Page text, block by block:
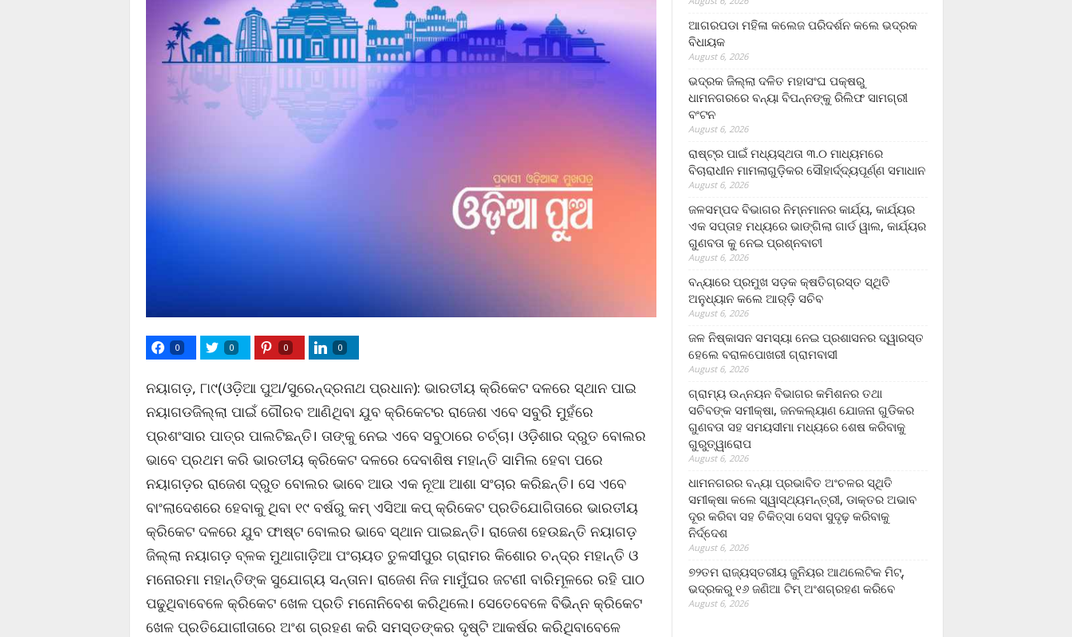
0 0 0 0
ନୟାଗଡ଼, ୮ା୯(ଓଡ଼ିଆ ପୁଅ/ସୁରେନ୍ଦ୍ରନାଥ ପ୍ରଧାନ): ଭାରତୀୟ କ୍ରିକେଟ ଦଳରେ ସ୍ଥାନ ପାଇ
ନୟାଗଡଜିଲ୍ଲା ପାଇଁ ଗୌରବ ଆଣିଥିବା ଯୁବ କ୍ରିକେଟର ରାଜେଶ ଏବେ ସବୁରି ମୁହଁରେ
ପ୍ରଶଂସାର ପାତ୍ର ପାଲଟିଛନ୍ତି। ତାଙ୍କୁ ନେଇ ଏବେ ସବୁଠାରେ ଚର୍ଚ୍ଚା। ଓଡ଼ିଶାର ଦ୍ରୁତ ବୋଲର
ଭାବେ ପ୍ରଥମ କରି ଭାରତୀୟ କ୍ରିକେଟ ଦଳରେ ଦେବାଶିଷ ମହାନ୍ତି ସାମିଲ ହେବା ପରେ
ନୟାଗଡ଼ର ରାଜେଶ ଦ୍ରୁତ ବୋଲର ଭାବେ ଆଉ ଏକ ନୂଆ ଆଶା ସଂଚାର କରିଛନ୍ତି। ସେ ଏବେ
ବାଂଲାଦେଶରେ ହେବାକୁ ଥିବା ୧୯ ବର୍ଷରୁ କମ୍ ଏସିଆ କପ୍ କ୍ରିକେଟ ପ୍ରତିଯୋଗିତାରେ ଭାରତୀୟ
କ୍ରିକେଟ ଦଳରେ ଯୁବ ଫାଷ୍ଟ ବୋଲର ଭାବେ ସ୍ଥାନ ପାଇଛନ୍ତି। ରାଜେଶ ହେଉଛନ୍ତି ନୟାଗଡ଼
ଜିଲ୍ଲା ନୟାଗଡ଼ ବ୍ଳକ ମୁଥାଗାଡ଼ିଆ ପଂଚାୟତ ତୁଳସୀପୁର ଗ୍ରାମର କିଶୋର ଚନ୍ଦ୍ର ମହାନ୍ତି ଓ
ମନୋରମା ମହାନ୍ତିଙ୍କ ସୁଯୋଗ୍ୟ ସନ୍ତାନ। ରାଜେଶ ନିଜ ମାମୁଁଘର ଜଟଣୀ ବାରିମୂଳରେ ରହି ପାଠ
ପଢୁଥିବାବେଳେ କ୍ରିକେଟ ଖେଳ ପ୍ରତି ମନୋନିବେଶ କରିଥିଲେ। ସେତେବେଳେ ବିଭିନ୍ନ କ୍ରିକେଟ
ଖେଳ ପ୍ରତିଯୋଗୀତାରେ ଅଂଶ ଗ୍ରହଣ କରି ସମସ୍ତଙ୍କର ଦୃଷ୍ଟି ଆକର୍ଷର କରିଥିବାବେଳେ
ଆଗରପଡା ମହିଳା କଲେଜ ପରିଦର୍ଶନ କଲେ ଭଦ୍ରକ
ବିଧାୟକ
August 6, 2026
ଭଦ୍ରକ ଜିଲ୍ଲା ଦଳିତ ମହାସଂଘ ପକ୍ଷରୁ
ଧାମନଗରରେ ବନ୍ୟା ବିପନ୍ନଙ୍କୁ ରିଲିଫ ସାମଗ୍ରୀ
ବଂଟନ
August 6, 2026
ରାଷ୍ଟ୍ର ପାଇଁ ମଧ୍ୟସ୍ଥତା ୩.୦ ମାଧ୍ୟମରେ
ବିଚାରାଧୀନ ମାମଲାଗୁଡ଼ିକର ସୌହାର୍ଦ୍ଦ୍ୟପୂର୍ଣ୍ଣ ସମାଧାନ
August 6, 2026
ଜଳସମ୍ପଦ ବିଭାଗର ନିମ୍ନମାନର କାର୍ଯ୍ୟ, କାର୍ଯ୍ୟର
ଏକ ସପ୍ତାହ ମଧ୍ୟରେ ଭାଙ୍ଗିଲା ଗାର୍ଡ ୱାଲ, କାର୍ଯ୍ୟର
ଗୁଣବତା କୁ ନେଇ ପ୍ରଶ୍ନବାଚୀ
August 6, 2026
ବନ୍ୟାରେ ପ୍ରମୁଖ ସଡ଼କ କ୍ଷତିଗ୍ରସ୍ତ ସ୍ଥିତି
ଅନୁଧ୍ୟାନ କଲେ ଆର୍‌ଡ଼ି ସଚିବ
August 6, 2026
ଜଳ ନିଷ୍କାସନ ସମସ୍ୟା ନେଇ ପ୍ରଶାସନର ଦ୍ୱାରସ୍ତ
ହେଲେ ବରାଳପୋଖରୀ ଗ୍ରାମବାସୀ
August 6, 2026
ଗ୍ରାମ୍ୟ ଉନ୍ନୟନ ବିଭାଗର କମିଶନର ତଥା
ସଚିବଙ୍କ ସମୀକ୍ଷା, ଜନକଲ୍ୟାଣ ଯୋଜନା ଗୁଡିକର
ଗୁଣବତା ସହ ସମୟସୀମା ମଧ୍ୟରେ ଶେଷ କରିବାକୁ
ଗୁରୁତ୍ୱାରୋପ
August 6, 2026
ଧାମନଗରର ବନ୍ୟା ପ୍ରଭାବିତ ଅଂଚଳର ସ୍ଥିତି
ସମୀକ୍ଷା କଲେ ସ୍ୱାସ୍ଥ୍ୟମନ୍ତ୍ରୀ, ଡାକ୍ତର ଅଭାବ
ଦୂର କରିବା ସହ ଚିକିତ୍ସା ସେବା ସୁଦୃଢ଼ କରିବାକୁ
ନିର୍ଦ୍ଦେଶ
August 6, 2026
୭୨ତମ ରାଜ୍ୟସ୍ତରୀୟ ଜୁନିୟର ଆଥଲେଟିକ ମିଟ୍‌,
ଭଦ୍ରକରୁ ୧୬ ଜଣିଆ ଟିମ୍ ଅଂଶଗ୍ରହଣ କରିବେ
August 6, 2026